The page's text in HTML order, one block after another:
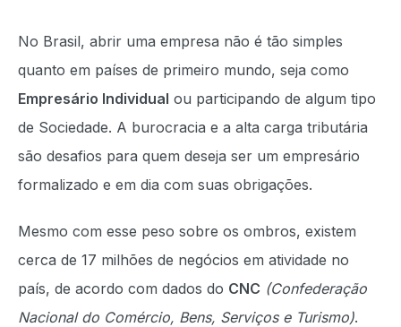
No Brasil, abrir uma empresa não é tão simples
quanto em países de primeiro mundo, seja como
Empresário Individual ou participando de algum tipo
de Sociedade. A burocracia e a alta carga tributária
são desafios para quem deseja ser um empresário
formalizado e em dia com suas obrigações.
Mesmo com esse peso sobre os ombros, existem
cerca de 17 milhões de negócios em atividade no
país, de acordo com dados do CNC (Confederação
Nacional do Comércio, Bens, Serviços e Turismo).